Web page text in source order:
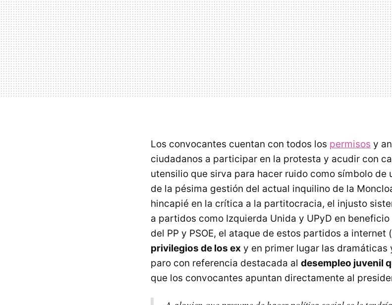
Los convocantes cuentan con todos los permisos y
ciudadanos a participar en la protesta y acudir con
utensilio que sirva para hacer ruido como símbolo de
de la pésima gestión del actual inquilino de la
hincapié en la crítica a la partitocracia, el injusto
a partidos como Izquierda Unida y UPyD en beneficio
del PP y PSOE, el ataque de estos partidos a internet (
privilegios de los ex y en primer lugar las dramáticas
paro con referencia destacada al desempleo juvenil
que los convocantes apuntan directamente al